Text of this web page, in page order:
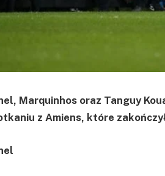
Marquinhos oraz Tanguy
z Amiens, które